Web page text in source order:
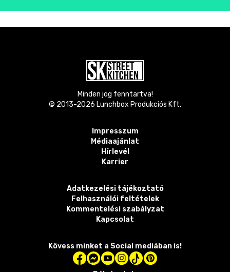
Minden jog fenntartva!
© 2013-2026 Lunchbox Produkciós Kft.
Impresszum
Médiaajánlat
Hírlevél
Karrier
Adatkezelési tájékoztató
Felhasználói feltételek
Kommentelési szabályzat
Kapcsolat
Kövess minket a Social mediában is!